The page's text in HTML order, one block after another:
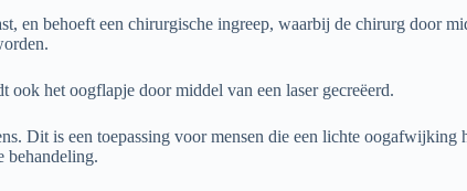
en behoeft een chirurgische ingreep, waarbij de chirurg door
het oogflapje door middel van een laser gecreëerd.
Dit is een toepassing voor mensen die een lichte
behandeling.